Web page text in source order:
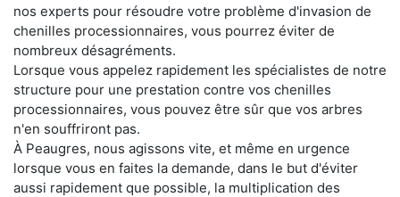
nos experts pour résoudre votre problème d'invasion de
chenilles processionnaires, vous pourrez éviter de
nombreux désagréments.
Lorsque vous appelez rapidement les spécialistes de notre
structure pour une prestation contre vos chenilles
processionnaires, vous pouvez être sûr que vos arbres
n'en souffriront pas.
À Peaugres, nous agissons vite, et même en urgence
lorsque vous en faites la demande, dans le but d'éviter
aussi rapidement que possible, la multiplication des